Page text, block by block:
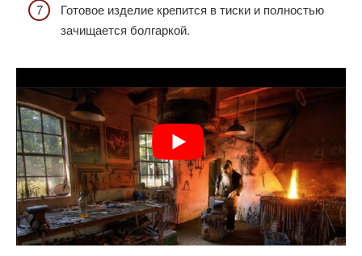
Готовое изделие крепится в тиски и полностью
зачищается болгаркой.